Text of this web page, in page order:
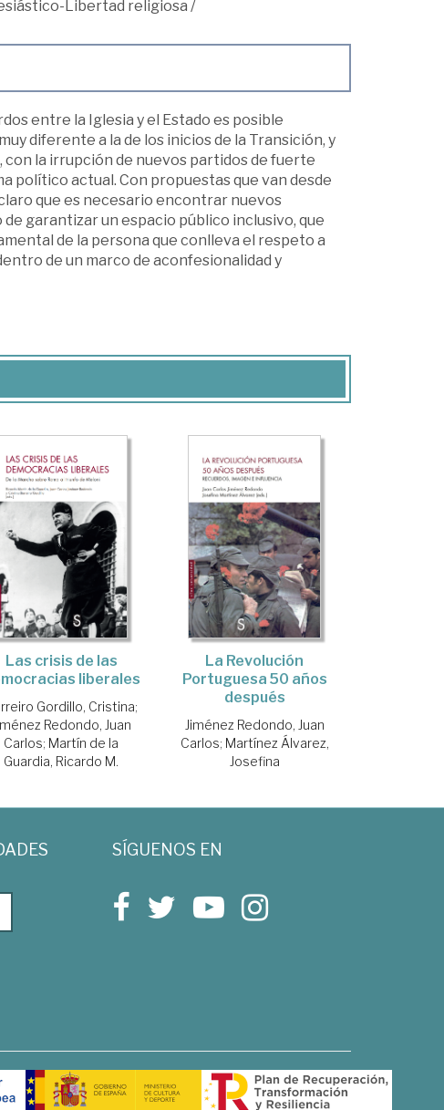
Libertad religiosa /
entre la Iglesia y el Estado es posible
diferente a la de los inicios de la Transición, y
la irrupción de nuevos partidos de fuerte
político actual. Con propuestas que van desde
que es necesario encontrar nuevos
garantizar un espacio público inclusivo, que
de la persona que conlleva el respeto a
de un marco de aconfesionalidad y
Las crisis de las
liberales
Gordillo, Cristina;
Redondo, Juan
Carlos; Martín de la
Guardia, Ricardo M.
La Revolución
Portuguesa 50 años
después
Jiménez Redondo, Juan
Carlos; Martínez Álvarez,
Josefina
SÍGUENOS EN